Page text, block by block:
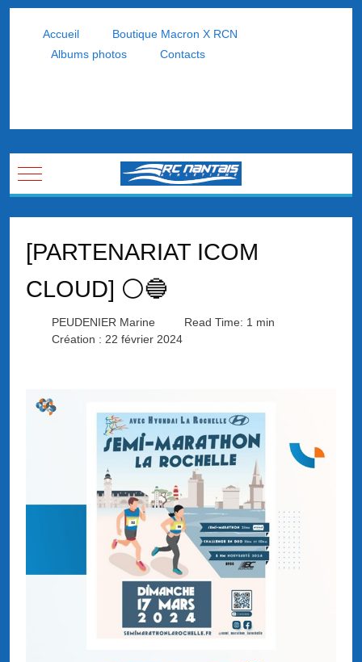
Accueil
Boutique Macron X RCN
Albums photos
Contacts
Mobile Menu Toggle
[PARTENARIAT ICOM
CLOUD] ⚪🔵
PEUDENIER Marine
Read Time: 1 min
Création : 22 février 2024